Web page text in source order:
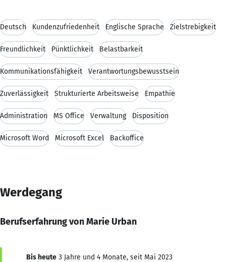
Deutsch Kundenzufriedenheit Englische Sprache Zielstrebigkeit
Freundlichkeit Pünktlichkeit Belastbarkeit
Kommunikationsfähigkeit Verantwortungsbewusstsein
Zuverlässigkeit Strukturierte Arbeitsweise Empathie
Administration MS Office Verwaltung Disposition
Microsoft Word Microsoft Excel Backoffice
Werdegang
Berufserfahrung von Marie Urban
Bis heute 3 Jahre und 4 Monate, seit Mai 2023